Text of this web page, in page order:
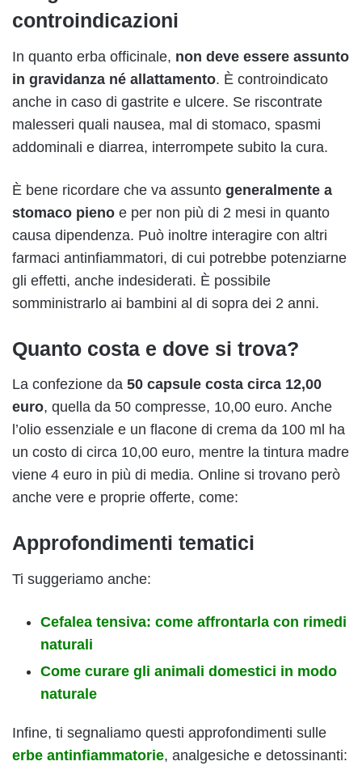
controindicazioni
In quanto erba officinale, non deve essere assunto
in gravidanza né allattamento. È controindicato
anche in caso di gastrite e ulcere. Se riscontrate
malesseri quali nausea, mal di stomaco, spasmi
addominali e diarrea, interrompete subito la cura.
È bene ricordare che va assunto generalmente a
stomaco pieno e per non più di 2 mesi in quanto
causa dipendenza. Può inoltre interagire con altri
farmaci antinfiammatori, di cui potrebbe potenziarne
gli effetti, anche indesiderati. È possibile
somministrarlo ai bambini al di sopra dei 2 anni.
Quanto costa e dove si trova?
La confezione da 50 capsule costa circa 12,00
euro, quella da 50 compresse, 10,00 euro. Anche
l’olio essenziale e un flacone di crema da 100 ml ha
un costo di circa 10,00 euro, mentre la tintura madre
viene 4 euro in più di media. Online si trovano però
anche vere e proprie offerte, come:
Approfondimenti tematici
Ti suggeriamo anche:
Cefalea tensiva: come affrontarla con rimedi
naturali
Come curare gli animali domestici in modo
naturale
Infine, ti segnaliamo questi approfondimenti sulle
erbe antinfiammatorie, analgesiche e detossinanti: